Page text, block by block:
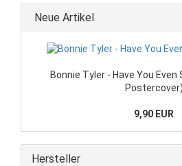
Neue Artikel
Bonnie Tyler - Have You Even
Postercover)
9,90 EUR
Hersteller